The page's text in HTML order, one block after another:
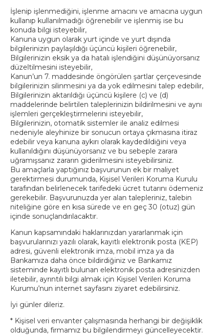
İşlenip işlenmediğini, işlenme amacını ve amacına uygun
kullanıp kullanılmadığı öğrenebilir ve işlenmiş ise bu
konuda bilgi isteyebilir,
Kanuna uygun olarak yurt içinde ve yurt dışında
bilgilerinizin paylaşıldığı üçüncü kişileri öğrenebilir,
Bilgilerinizin eksik ya da hatalı işlendiğini düşünüyorsanız
düzeltilmesini isteyebilir,
Kanun’un 7. maddesinde öngörülen şartlar çerçevesinde
bilgilerinizin silinmesini ya da yok edilmesini talep edebilir,
Bilgilerinizin aktarıldığı üçüncü kişilere (c) ve (d)
maddelerinde belirtilen taleplerinizin bildirilmesini ve aynı
işlemleri gerçekleştirmelerini isteyebilir,
Bilgilerinizin, otomatik sistemler ile analiz edilmesi
nedeniyle aleyhinize bir sonucun ortaya çıkmasına itiraz
edebilir veya kanuna aykırı olarak kaydedildiğini veya
kullanıldığını düşünüyorsanız ve bu sebeple zarara
uğramışsanız zararın giderilmesini isteyebilirsiniz.
Bu amaçlarla yaptığınız başvurunun ek bir maliyet
gerektirmesi durumunda, Kişisel Verileri Koruma Kurulu
tarafından belirlenecek tarifedeki ücret tutarını ödemeniz
gerekebilir. Başvurunuzda yer alan talepleriniz, talebin
niteliğine göre en kısa sürede ve en geç 30 (otuz) gün
içinde sonuçlandırılacaktır.
Kanun kapsamındaki haklarınızdan yararlanmak için
başvurularınızı yazılı olarak, kayıtlı elektronik posta (KEP)
adresi, güvenli elektronik imza, mobil imza ya da
Bankamıza daha önce bildirdiğiniz ve Bankamız
sisteminde kayıtlı bulunan elektronik posta adresinizden
iletebilir, ayrıntılı bilgi almak için Kişisel Verileri Koruma
Kurumu’nun internet sayfasını ziyaret edebilirsiniz.
İyi günler dileriz.
* Kişisel veri envanter çalışmasında herhangi bir değişiklik
olduğunda, firmamız bu bilgilendirmeyi güncelleyecektir.